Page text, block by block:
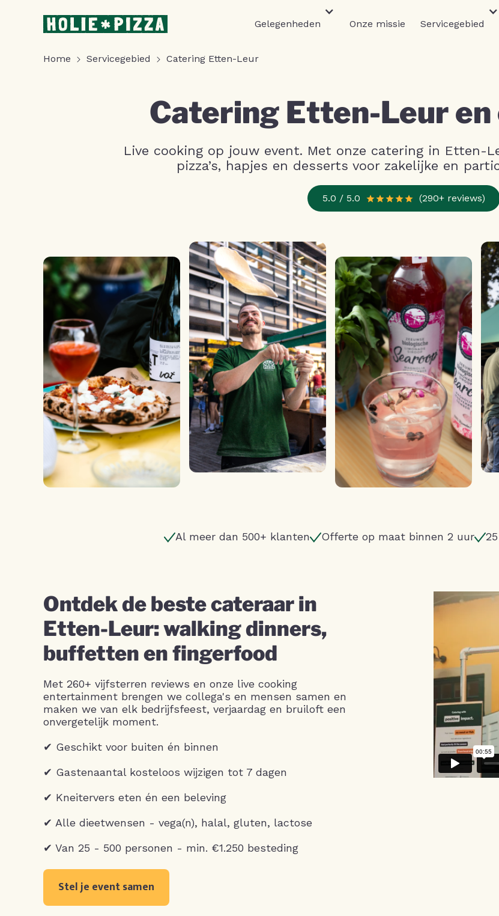
Γ
Gelegenheden Onze missie Servicegebied
Home Servicegebied Catering Etten-Leur
Catering Etten-Leur
Live cooking op jouw event. Met onze catering in Etten-
pizza’s, hapjes en desserts voor zakelijke en
5.0 / 5.0 (290+ reviews)
Al meer dan 500+ klanten Offerte op maat binnen 2 uur
Ontdek de beste cateraar in
Etten-Leur: walking dinners,
buffetten en fingerfood
Met 260+ vijfsterren reviews en onze live cooking
entertainment brengen we collega's en mensen samen en
maken we van elk bedrijfsfeest, verjaardag en bruiloft een
onvergetelijk moment.
✔ Geschikt voor buiten én binnen
✔ Gastenaantal kosteloos wijzigen tot 7 dagen
✔ Kneitervers eten én een beleving
✔ Alle dieetwensen - vega(n), halal, gluten, lactose
✔ Van 25 - 500 personen - min. €1.250 besteding
Stel je event samen